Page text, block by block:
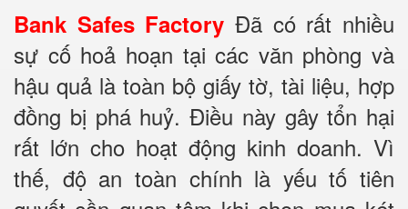
Bank Safes Factory Đã có rất nhiều
sự cố hoả hoạn tại các văn phòng và
hậu quả là toàn bộ giấy tờ, tài liệu, hợp
đồng bị phá huỷ. Điều này gây tổn hại
rất lớn cho hoạt động kinh doanh. Vì
thế, độ an toàn chính là yếu tố tiên